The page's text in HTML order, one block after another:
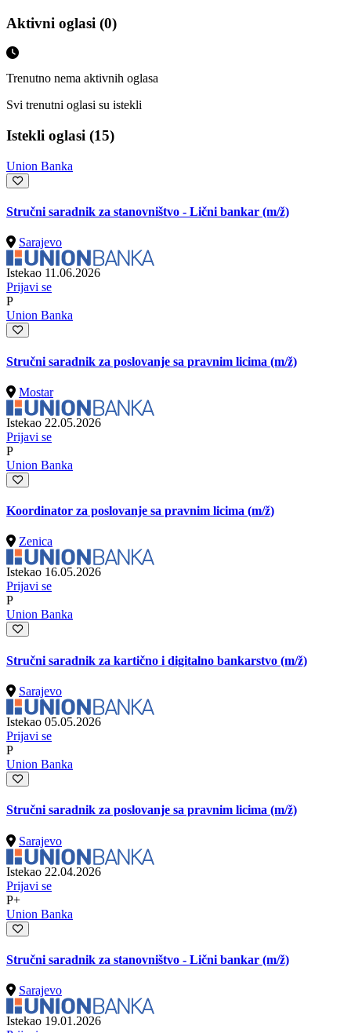
Aktivni oglasi (0)
Trenutno nema aktivnih oglasa
Svi trenutni oglasi su istekli
Istekli oglasi (15)
Union Banka
Stručni saradnik za stanovništvo - Lični bankar (m/ž)
Sarajevo
Istekao 11.06.2026
Prijavi se
P
Union Banka
Stručni saradnik za poslovanje sa pravnim licima (m/ž)
Mostar
Istekao 22.05.2026
Prijavi se
P
Union Banka
Koordinator za poslovanje sa pravnim licima (m/ž)
Zenica
Istekao 16.05.2026
Prijavi se
P
Union Banka
Stručni saradnik za kartično i digitalno bankarstvo (m/ž)
Sarajevo
Istekao 05.05.2026
Prijavi se
P
Union Banka
Stručni saradnik za poslovanje sa pravnim licima (m/ž)
Sarajevo
Istekao 22.04.2026
Prijavi se
P+
Union Banka
Stručni saradnik za stanovništvo - Lični bankar (m/ž)
Sarajevo
Istekao 19.01.2026